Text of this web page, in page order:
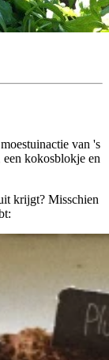
van 's
kokosblokje en
krijgt? Misschien